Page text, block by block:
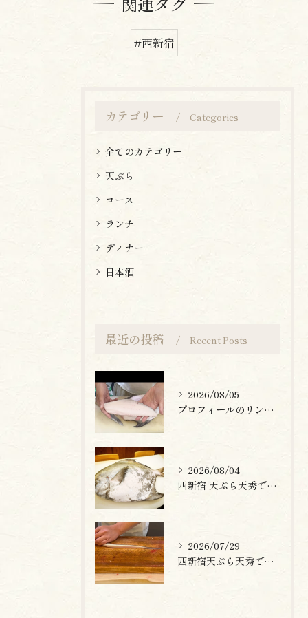
#西新宿
カテゴリー Categories
全てのカテゴリー
天ぷら
コース
ランチ
ディナー
日本酒
最近の投稿 Recent Posts
2026/08/05
プロフィールのリンクまたはお電話からお気軽にご予約ください。
2026/08/04
西新宿 天ぷら天秀です。
2026/07/29
西新宿天ぷら天秀です。